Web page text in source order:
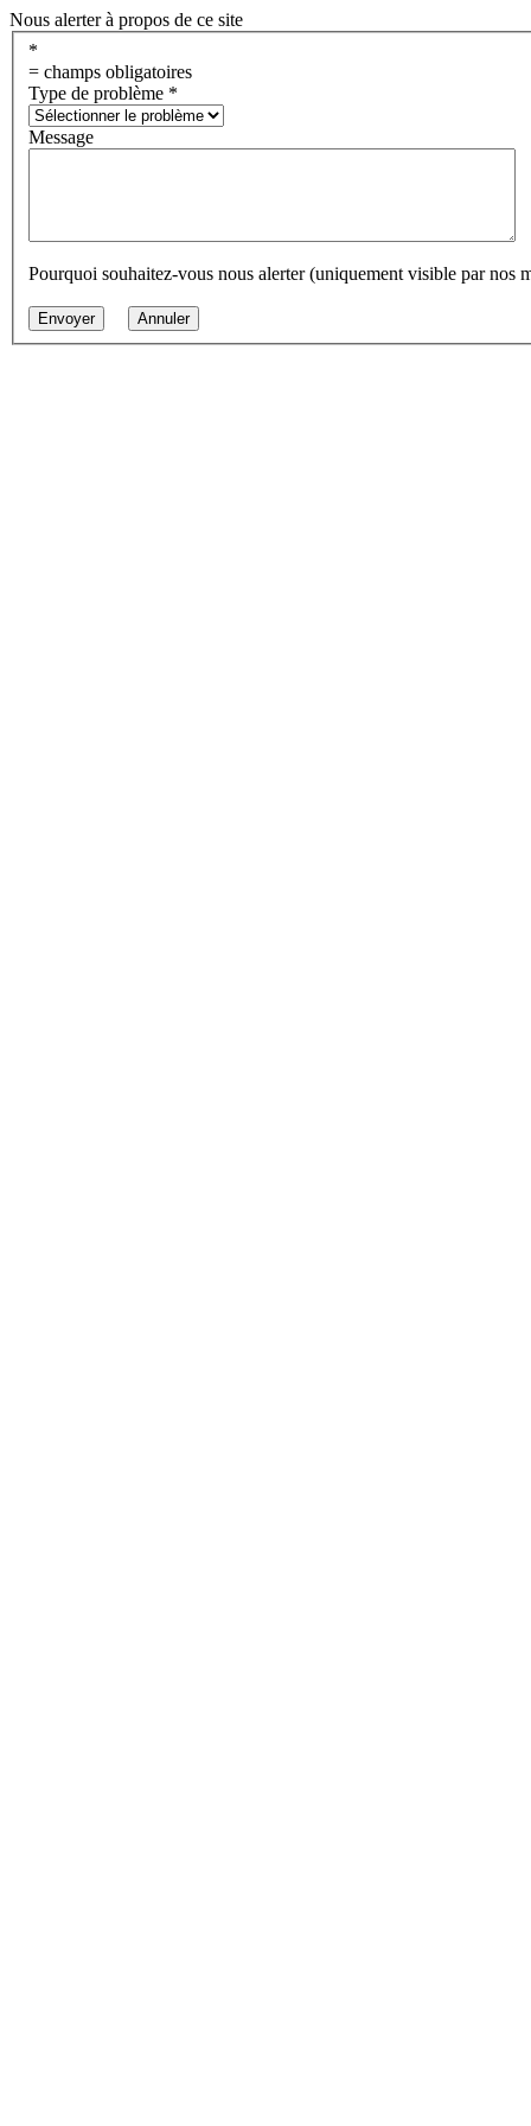
Nous alerter à propos de ce site
*
= champs obligatoires
Type de problème *
Message
Pourquoi souhaitez-vous nous alerter (uniquement visible par nos